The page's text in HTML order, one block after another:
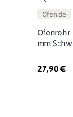
Ofen.de
Ofenrohr
mm
27,90 €